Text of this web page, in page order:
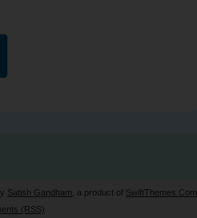
Satish Gandham , a product of SwiftThemes.Com
(RSS)